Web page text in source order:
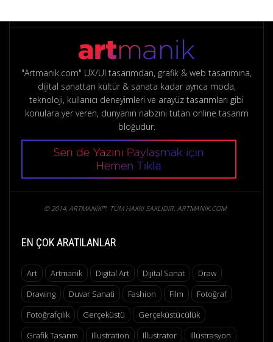
"Artmanik.com" UX/UI tasarımdan, grafik & web tasarımına,
dijital sanattan kültür & sanata kadar ayrıca moda,
teknoloji, kullanıcı deneyimleri ve arayüz tasarımları gibi
konulara yer veren, dünyanın nabzını tutan online tasarım
bloğudur.
© 2014, ARTMANIK™. TÜM HAKKI SAKLIDIR. ARTMANIK.COM
EN ÇOK ARATILANLAR
Art Artmanik Digital Art Dijital Sanat
Draw
Drawing
Duvar Sanati Fashion Film
Fotoğraf
Fotoğrafçılık
Gerçeküstü
Gerçeküstücülük
Grafik Tasarım
Illustration Illustrator
Illüstrasyon